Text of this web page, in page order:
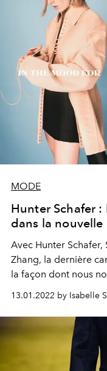
MODE
Hunter Schafer
dans la
Avec Hunter Schafer,
Zhang, la dernière
la façon dont nous
plutôt que sur la
13.01.2022 by Isabelle